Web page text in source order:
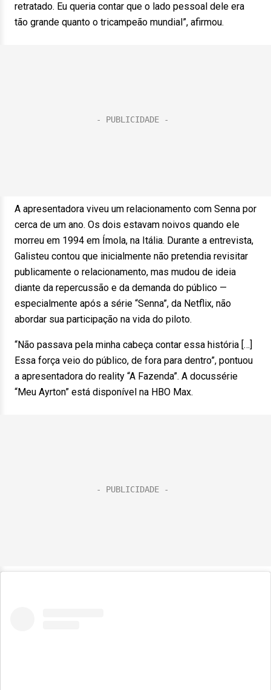
retratado. Eu queria contar que o lado pessoal dele era
tão grande quanto o tricampeão mundial”, afirmou.
A apresentadora viveu um relacionamento com Senna por
cerca de um ano. Os dois estavam noivos quando ele
morreu em 1994 em Ímola, na Itália. Durante a entrevista,
Galisteu contou que inicialmente não pretendia revisitar
publicamente o relacionamento, mas mudou de ideia
diante da repercussão e da demanda do público —
especialmente após a série “Senna”, da Netflix, não
abordar sua participação na vida do piloto.
“Não passava pela minha cabeça contar essa história […]
Essa força veio do público, de fora para dentro”, pontuou
a apresentadora do reality “A Fazenda”. A docussérie
“Meu Ayrton” está disponível na HBO Max.